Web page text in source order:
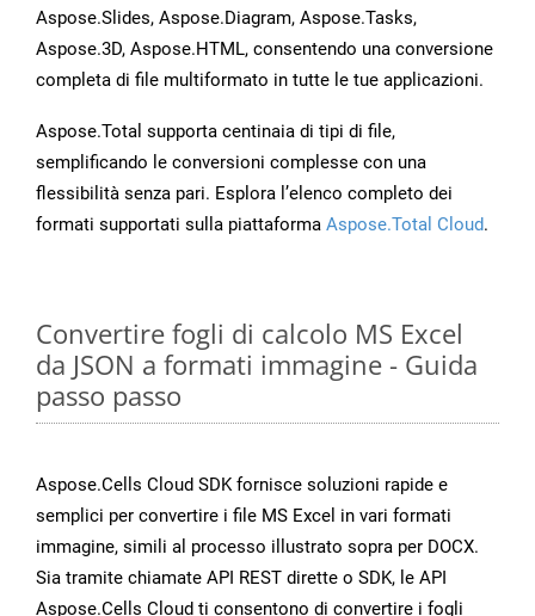
Aspose.Slides, Aspose.Diagram, Aspose.Tasks,
Aspose.3D, Aspose.HTML, consentendo una conversione
completa di file multiformato in tutte le tue applicazioni.
Aspose.Total supporta centinaia di tipi di file,
semplificando le conversioni complesse con una
flessibilità senza pari. Esplora l’elenco completo dei
formati supportati sulla piattaforma Aspose.Total Cloud.
Convertire fogli di calcolo MS Excel
da JSON a formati immagine - Guida
passo passo
Aspose.Cells Cloud SDK fornisce soluzioni rapide e
semplici per convertire i file MS Excel in vari formati
immagine, simili al processo illustrato sopra per DOCX.
Sia tramite chiamate API REST dirette o SDK, le API
Aspose.Cells Cloud ti consentono di convertire i fogli